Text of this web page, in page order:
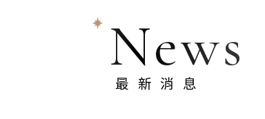
News
最新消息